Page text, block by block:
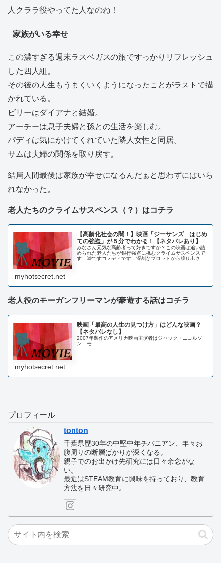
人クララ役やってた人なのね！
家族がいる幸せ
この濃すぎる週末ラスベガスの旅ですっかりリフレッシュ
した四人組。
その後の人生もうまくいくようになったことがラストで描
かれている。
ビリーはダイアナと結婚。
アーチーは息子夫婦と孫との生活を楽しむ。
パディは気にかけてくれていた隣人女性と同居。
サムは夫婦の関係を取り戻す。
結局人間最後は家族が幸せになるんだぁと思わずにはいら
れなかった。
老人たちのクライムサスペンス（？）はコチラ
【高齢化社会の闇！】映画「ジーサンズ はじめ
ての強盗」が５分でわかる！【ネタバレあり】
みなさん元気な高齢者って好きですか？この映画は追い詰
められた老人たちが銀行強盗に挑むクライムサスペンスで
す。嘘ですコメディです。深刻なプロットから繰り出され
myhotsecret.net
老人役のモーガンフリーマンが豪遊する話はコチラ
映画「最高の人生の見つけ方」はどんな映画？
【ネタバレなし】
2007年製作のアメリカ映画主演者はジャック・ニコルソ
ン、モ...
myhotsecret.net
プロフィール
tonton
千葉県歴30年の中堅中年チバニアン、年々お
腹周りの断層ばかりが深くなる。
親子でのお出かけ先研究には日々余念がな
い。
最近はSTEAM教育に興味を持っており、教育
方法を日々研究中。